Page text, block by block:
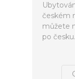
českém
můžete
po česku.